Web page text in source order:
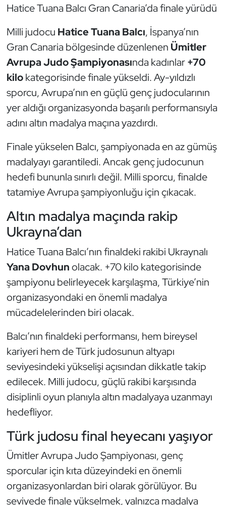
Hatice Tuana Balcı Gran Canaria’da finale yürüdü
Milli judocu Hatice Tuana Balcı, İspanya’nın
Gran Canaria bölgesinde düzenlenen Ümitler
Avrupa Judo Şampiyonasında kadınlar+70
kilokategorisinde finale yükseldi. Ay-yıldızlı
sporcu, Avrupa’nın en güçlü genç judocularının
yer aldığı organizasyonda başarılı performansıyla
adını altın madalya maçına yazdırdı.
Finale yükselen Balcı, şampiyonada en az gümüş
madalyayı garantiledi. Ancak genç judocunun
hedefi bununla sınırlı değil. Milli sporcu, finalde
tatamiye Avrupa şampiyonluğu için çıkacak.
Altın madalya maçında rakip
Ukrayna’dan
Hatice Tuana Balcı’nın finaldeki rakibi Ukraynalı
Yana Dovhunolacak. +70 kilo kategorisinde
şampiyonu belirleyecek karşılaşma, Türkiye’nin
organizasyondaki en önemli madalya
mücadelelerinden biri olacak.
Balcı’nın finaldeki performansı, hem bireysel
kariyeri hem de Türk judosunun altyapı
seviyesindeki yükselişi açısından dikkatle takip
edilecek. Milli judocu, güçlü rakibi karşısında
disiplinli oyun planıyla altın madalyaya uzanmayı
hedefliyor.
Türk judosu final heyecanı yaşıyor
Ümitler Avrupa Judo Şampiyonası, genç
sporcular için kıta düzeyindeki en önemli
organizasyonlardan biri olarak görülüyor. Bu
seviyede finale yükselmek, yalnızca madalya
Futsal
Genel
Golf
Güreş
Halter
Hava Sporları
Hentbol
İşitme Engelli Sporcular
Judo ve Kuraş
Kano ve Rafting
Karate
Kayak
Kempo
Kick Boks
Kürek
Masa Tenisi
Modern Pentatlon
Motor Sporları